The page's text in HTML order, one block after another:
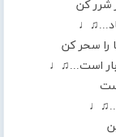
شرر کن
را سحر کن
بار است...♫♩